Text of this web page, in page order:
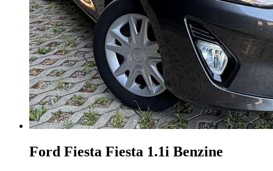
Ford Fiesta Fiesta 1.1i Benzine